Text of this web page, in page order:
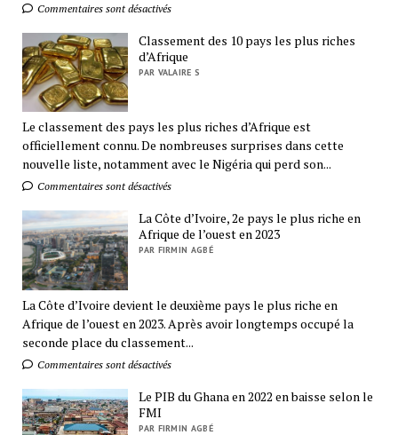
Commentaires sont désactivés
Classement des 10 pays les plus riches
d’Afrique
PAR VALAIRE S
Le classement des pays les plus riches d’Afrique est
officiellement connu. De nombreuses surprises dans cette
nouvelle liste, notamment avec le Nigéria qui perd son...
Commentaires sont désactivés
La Côte d’Ivoire, 2e pays le plus riche en
Afrique de l’ouest en 2023
PAR FIRMIN AGBÉ
La Côte d’Ivoire devient le deuxième pays le plus riche en
Afrique de l’ouest en 2023. Après avoir longtemps occupé la
seconde place du classement...
Commentaires sont désactivés
Le PIB du Ghana en 2022 en baisse selon le
FMI
PAR FIRMIN AGBÉ